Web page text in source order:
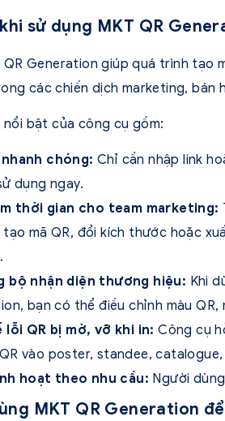
sử dụng MKT QR
QR Generation giúp quá trình tạo
các chiến dịch marketing, bán
bật của công cụ gồm:
nhanh chóng: Chỉ cần nhập link
dụng ngay.
thời gian cho team marketing:
tạo mã QR, đổi kích thước hoặc
bộ nhận diện thương hiệu: Khi
bạn có thể điều chỉnh màu
lỗi QR bị mờ, vỡ khi in:Công cụ
vào poster, standee,
hoạt theo nhu cầu: Người
MKT QR Generation